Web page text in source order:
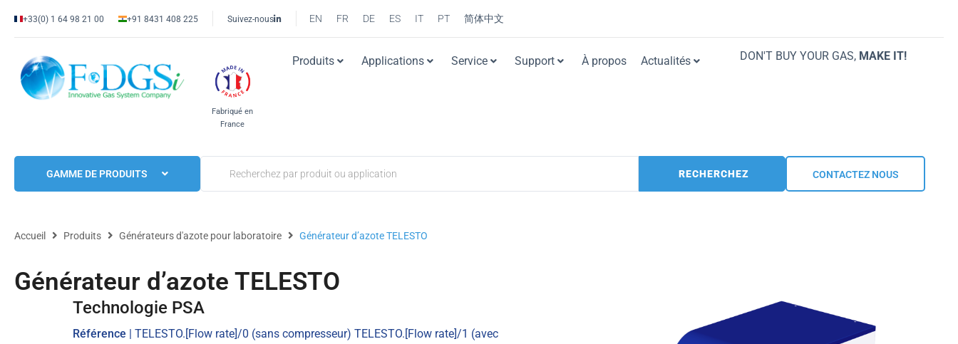
+33(0) 1 64 98 21 00 +91 8431 408 225 Suivez-nous EN FR DE ES IT PT 简体中文
Fabriqué en
France
Produits Applications Service Support À propos Actualités DON'T BUY YOUR GAS, MAKE IT!
GAMME DE PRODUITS RECHERCHEZ CONTACTEZ NOUS
Accueil Produits Générateurs d'azote pour laboratoire Générateur d’azote TELESTO
Générateur d’azote TELESTO
Technologie PSA
Référence | TELESTO.[Flow rate]/0 (sans compresseur) TELESTO.[Flow rate]/1 (avec